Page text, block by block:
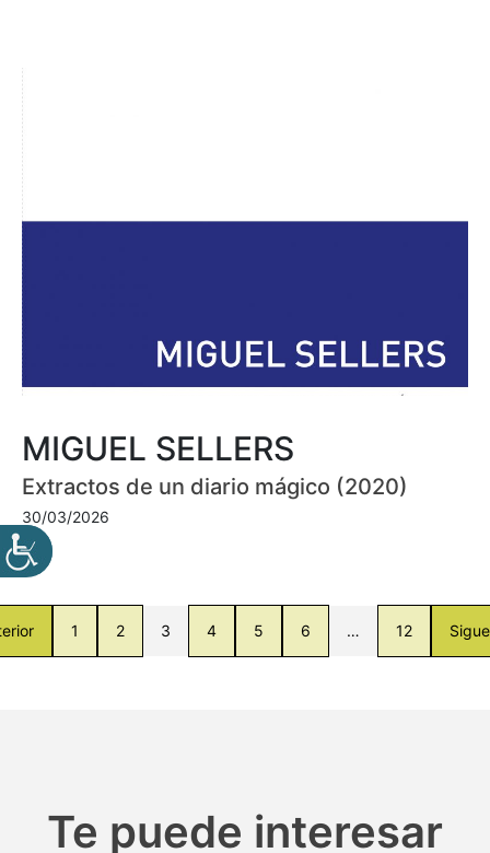
MIGUEL SELLERS
Extractos de un diario mágico (2020)
30/03/2026
1 2 3 4 5 6 … 12
Te puede interesar